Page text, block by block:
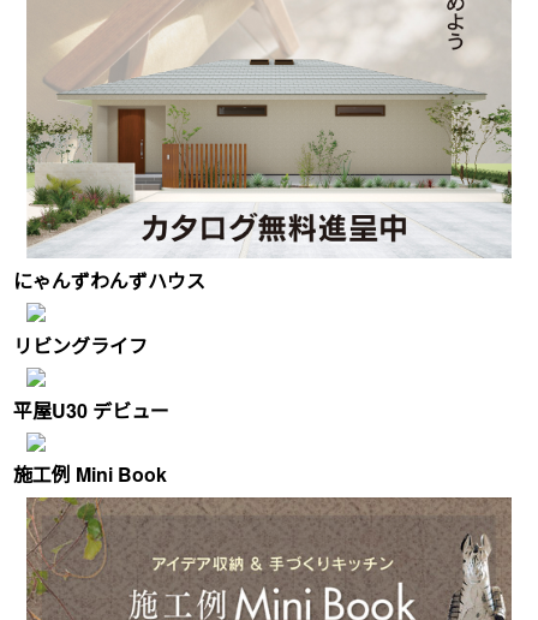
にゃんずわんずハウス
リビングライフ
平屋U30 デビュー
施工例 Mini Book